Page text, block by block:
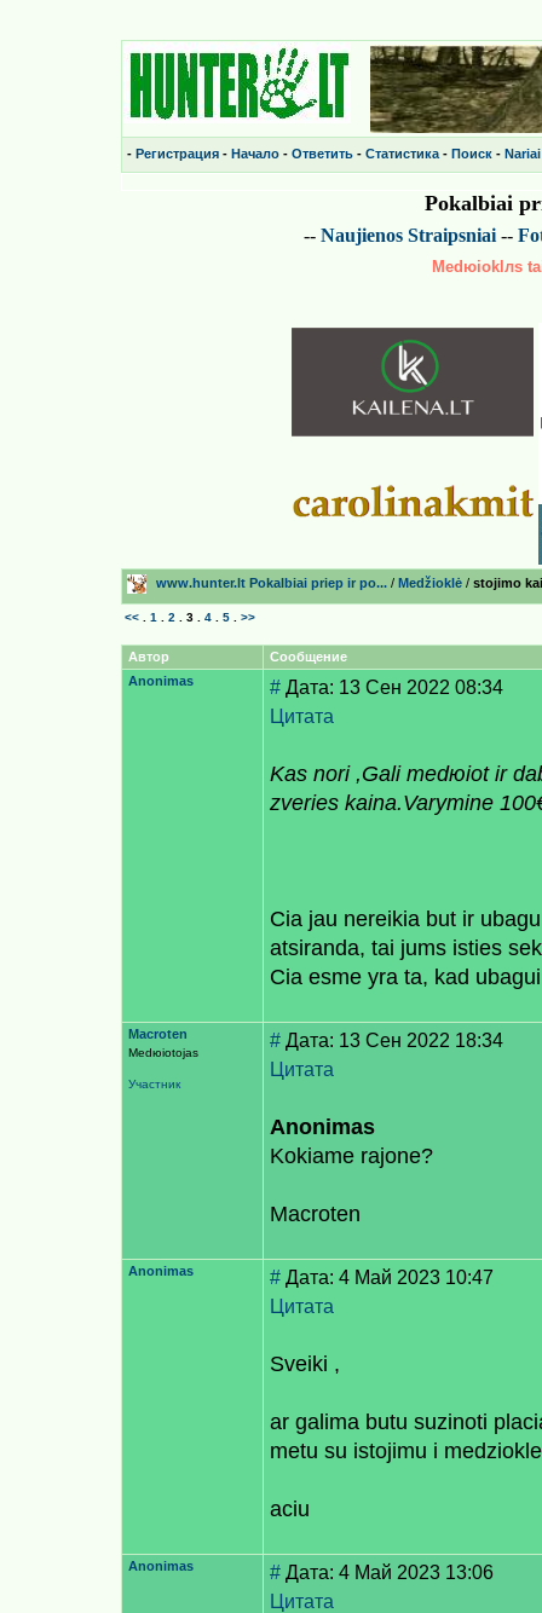
- Регистрация - Начало - Ответить - Статистика - Поиск - Nariai
Pokalbiai
-- Naujienos Straipsniai--
Medюioklлs
www.hunter.lt Pokalbiai prieр ir po... / Medžioklė / stojimo
<< 1 2 3 4 5 >>
Автор
Сообщение
Anonimas
# Дата: 13 Сен 2022 08:34
Цитата
Kas nori ,Gali medюiot ir
zveries kaina.Varymine
Cia jau nereikia but ir
atsiranda, tai jums isties
Cia esme yra ta, kad
Macroten
Medюiotojas
Участник
# Дата: 13 Сен 2022 18:34
Цитата
Anonimas
Kokiame rajone?
Macroten
Anonimas # Дата: 4 Май 2023 10:47
Цитата
Sveiki ,
ar galima butu suzinoti
metu su istojimu i
aciu
Anonimas # Дата: 4 Май 2023 13:06
Цитата